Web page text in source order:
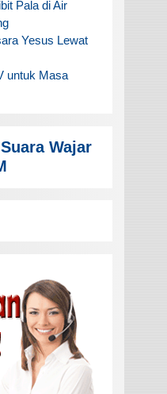
Pala di Air
Yesus Lewat
untuk Masa
Wajar